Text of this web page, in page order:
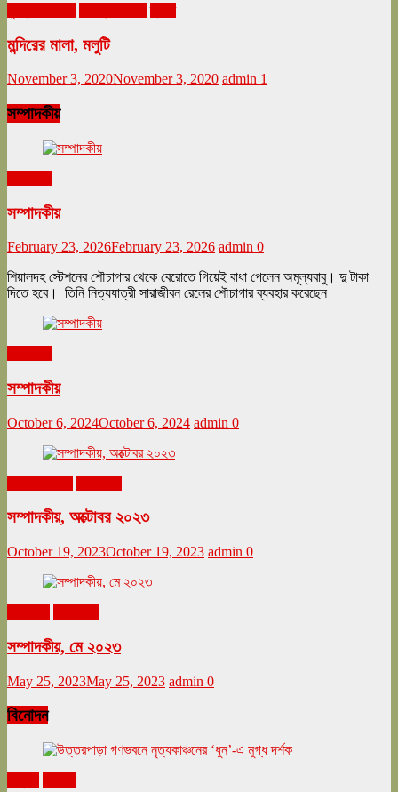
মন্দিরের মালা, মলুটি
November 3, 2020November 3, 2020 admin 1
সম্পাদকীয়
সম্পাদকীয়
February 23, 2026February 23, 2026 admin 0
শিয়ালদহ স্টেশনের শৌচাগার থেকে বেরোতে গিয়েই বাধা পেলেন অমূল্যবাবু। দু টাকা
দিতে হবে। তিনি নিত্যযাত্রী সারাজীবন রেলের শৌচাগার ব্যবহার করেছেন
সম্পাদকীয়
October 6, 2024October 6, 2024 admin 0
সম্পাদকীয়, অক্টোবর ২০২৩
October 19, 2023October 19, 2023 admin 0
সম্পাদকীয়, মে ২০২৩
May 25, 2023May 25, 2023 admin 0
বিনোদন